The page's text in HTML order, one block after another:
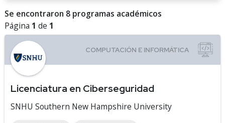
Se encontraron 8 programas académicos
Página 1 de 1
Licenciatura en Ciberseguridad
SNHU Southern New Hampshire University